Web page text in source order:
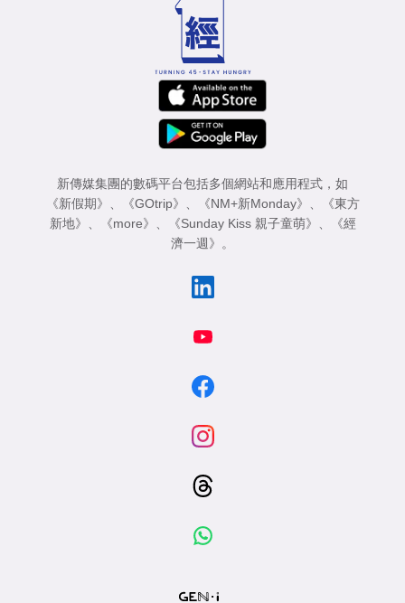
新傳媒集團的數碼平台包括多個網站和應用程式，如
《新假期》
《GOtrip》 《NM+新Monday》
《東方
新地》
《more》 《Sunday Kiss 親子童萌》
《經
濟一週》
。